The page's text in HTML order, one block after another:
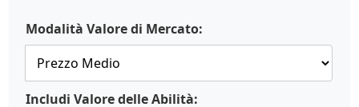
Modalità Valore di Mercato:
Includi Valore delle Abilità: